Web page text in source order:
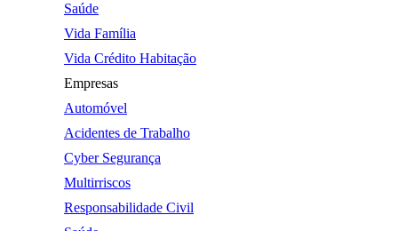
Saúde
Vida Família
Vida Crédito Habitação
Empresas
Automóvel
Acidentes de Trabalho
Cyber Segurança
Multirriscos
Responsabilidade Civil